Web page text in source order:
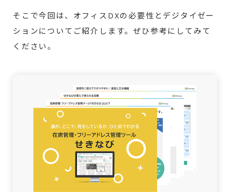
そこで今回は、オフィスDXの必要性とデジタイゼー
ションについてご紹介します。ぜひ参考にしてみて
ください。